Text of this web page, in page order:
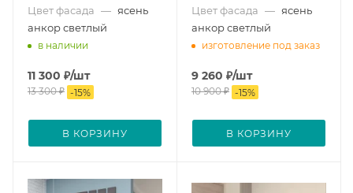
Цвет фасада — ясень
анкор светлый
в наличии
11 300 ₽/шт
13 300₽ -15%
В КОРЗИНУ
Цвет фасада — ясень
анкор светлый
изготовление под заказ
9 260 ₽/шт
10 900₽ -15%
В КОРЗИНУ